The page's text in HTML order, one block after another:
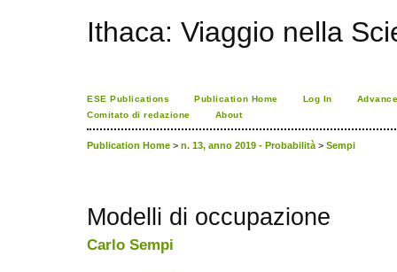
Ithaca: Viaggio nella
ESE Publications Publication Home Log In
Comitato di redazione
About
Publication Home > n. 13, anno 2019 - Probabilità > Sempi
Modelli di occupazione
Carlo Sempi